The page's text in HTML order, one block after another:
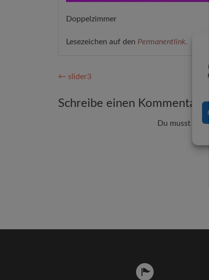
Doppelzimmer
Lesezeichen auf den Permanentlink.
Artikel-
Navigation
← slider3
Schreibe einen Kommentar
Du musst